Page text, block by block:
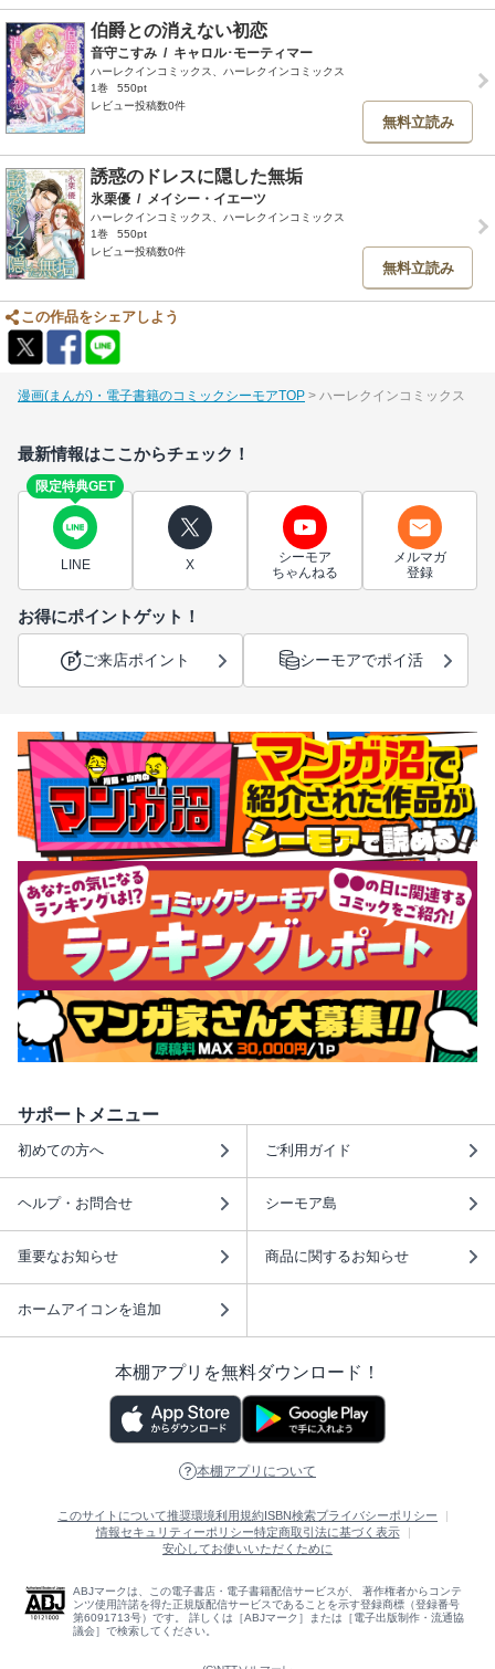
伯爵との消えない初恋
音守こすみ / キャロル･モーティマー
ハーレクインコミックス、ハーレクインコミックス
1巻
550pt
レビュー投稿数0件
無料立読み
誘惑のドレスに隠した無垢
氷栗優 / メイシー・イエーツ
ハーレクインコミックス、ハーレクインコミックス
1巻
550pt
レビュー投稿数0件
無料立読み
この作品をシェアしよう
漫画(まんが)・電子書籍のコミックシーモアTOP ハーレクインコミックス
最新情報はここからチェック！
限定特典GET
LINE X
シーモア
ちゃんねる
メルマガ
登録
お得にポイントゲット！
ご来店ポイント シーモアでポイ活
サポートメニュー
初めての方へ ご利用ガイド
ヘルプ・お問合せ シーモア島
重要なお知らせ 商品に関するお知らせ
ホームアイコンを追加
本棚アプリを無料ダウンロード！
本棚アプリについて
このサイトについて推奨環境利用規約ISBN検索プライバシーポリシー
情報セキュリティーポリシー特定商取引法に基づく表示
安心してお使いいただくために
ABJマークは、この電子書店・電子書籍配信サービスが、 著作権者からコンテ
ンツ使用許諾を得た正規版配信サービスであることを示す登録商標（登録番号
第6091713号）です。 詳しくは［ABJマーク］または［電子出版制作・流通協
議会］で検索してください。